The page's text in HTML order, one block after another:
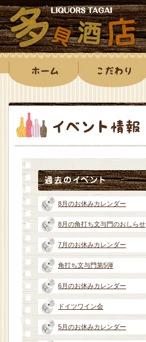
8月のお休みカレンダー
8月の角打ち文与門のおしらせ
7月のお休みカレンダー
角打ち文与門第5弾
6月のお休みカレンダー
ドイツワイン会
5月のお休みカレンダー